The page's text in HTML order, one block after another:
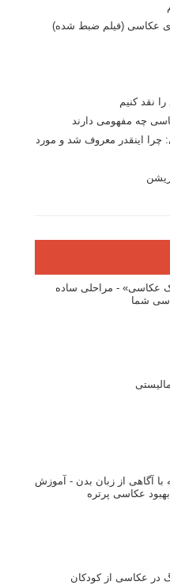
عکاسی (فیلم ضبط شده)
نقد کنیم
چه مفهومی دارند
چرا اینقدر معروف شد و مورد
عکاسی» - مراحلی ساده
شما
آگاهی از زبان بدن - آموزش
در عکاسی از کودکان